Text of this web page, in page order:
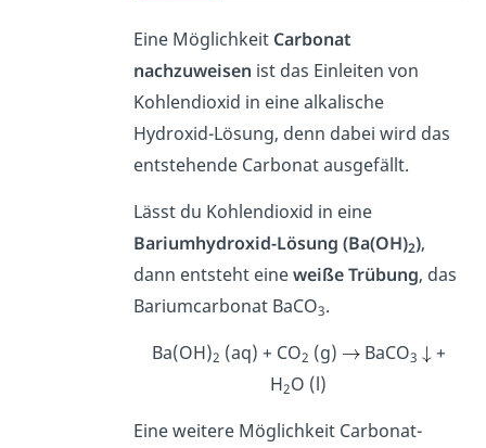
Eine Möglichkeit Carbonat
nachzuweisen ist das Einleiten von
Kohlendioxid in eine alkalische
Hydroxid-Lösung, denn dabei wird das
entstehende Carbonat ausgefällt.
Lässt du Kohlendioxid in eine
Bariumhydroxid-Lösung (Ba(OH)2),
dann entsteht eineweiße Trübung, das
Bariumcarbonat BaCO3.
Ba(OH)2 (aq) + CO2 (g) BaCO3
+
H2O (l)
Eine weitere Möglichkeit Carbonat-